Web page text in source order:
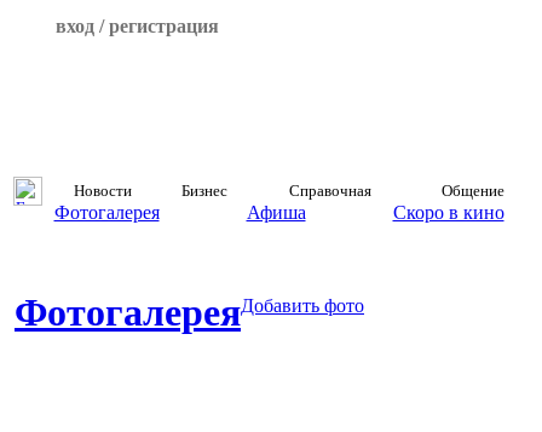
вход / регистрация
Новости Бизнес Справочная Общение
Фотогалерея Афиша Скоро в кино
ФотогалереяДобавить фото